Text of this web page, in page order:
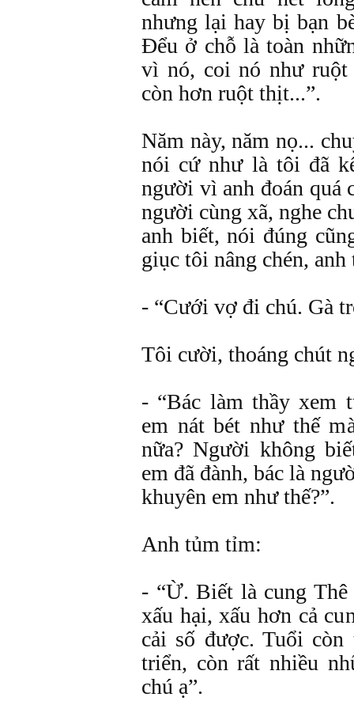
nhưng lại hay bị bạn
Đểu ở chỗ là toàn
vì nó, coi nó như
còn hơn ruột thịt...”.
Năm này, năm nọ...
nói cứ như là tôi đã
người vì anh đoán quá
người cùng xã, nghe
anh biết, nói đúng
giục tôi nâng chén,
- “Cưới vợ đi chú. Gà
Tôi cười, thoáng chút
- “Bác làm thầy xem
em nát bét như thế
nữa? Người không
em đã đành, bác là
khuyên em như thế?”.
Anh tủm tỉm:
- “Ừ. Biết là cung
xấu hại, xấu hơn cả
cải số được. Tuổi còn
triển, còn rất nhiều
chú ạ”.